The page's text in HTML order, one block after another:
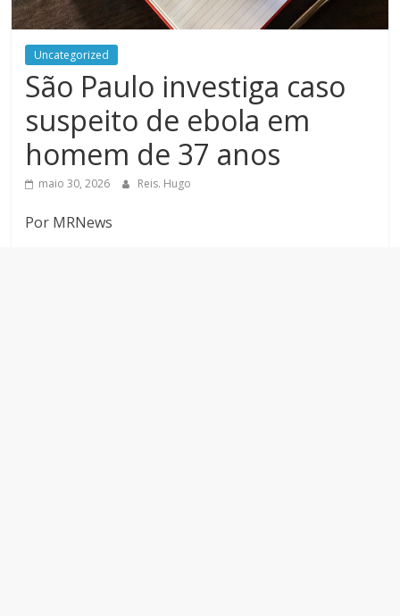
Uncategorized
São Paulo investiga caso
suspeito de ebola em
homem de 37 anos
maio 30, 2026 Reis. Hugo
Por MRNews